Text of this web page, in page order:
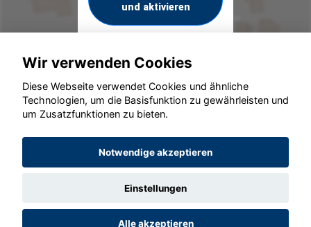
und aktivieren
© konjunkturmotor.de GmbH 2020 - 2026
Wir verwenden Cookies
Diese Webseite verwendet Cookies und ähnliche
Technologien, um die Basisfunktion zu gewährleisten und
um Zusatzfunktionen zu bieten.
Notwendige akzeptieren
Einstellungen
Alle akzeptieren